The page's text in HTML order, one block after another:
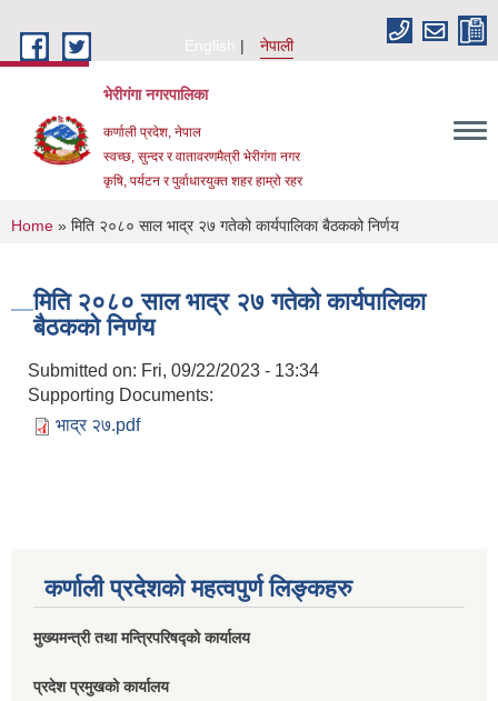
English
नेपाली
भेरीगंगा नगरपालिका
कर्णाली प्रदेश, नेपाल
स्वच्छ, सुन्दर र वातावरणमैत्री भेरीगंगा नगर
कृषि, पर्यटन र पुर्वाधारयुक्त शहर हाम्रो रहर
You are here
Home » मिति २०८० साल भाद्र २७ गतेको कार्यपालिका बैठकको निर्णय
मिति २०८० साल भाद्र २७ गतेको कार्यपालिका
बैठकको निर्णय
Submitted on: Fri, 09/22/2023 - 13:34
Supporting Documents:
भाद्र २७.pdf
कर्णाली प्रदेशको महत्वपुर्ण लिङ्कहरु
मुख्यमन्त्री तथा मन्त्रिपरिषद्को कार्यालय
प्रदेश प्रमुखको कार्यालय